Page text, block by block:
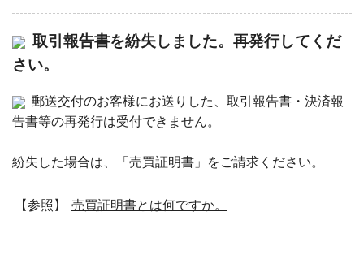
取引報告書を紛失しました。再発行してくだ
さい。
郵送交付のお客様にお送りした、取引報告書・決済報
告書等の再発行は受付できません。
紛失した場合は、「売買証明書」をご請求ください。
【参照】 売買証明書とは何ですか。